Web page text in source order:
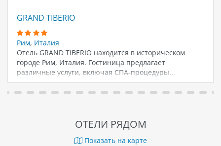
GRAND TIBERIO
Рим, Италия
Отель GRAND TIBERIO находится в историческом
городе Рим, Италия. Гостиница предлагает
различные услуги, включая СПА-процедуры…
ОТЕЛИ РЯДОМ
Показать на карте